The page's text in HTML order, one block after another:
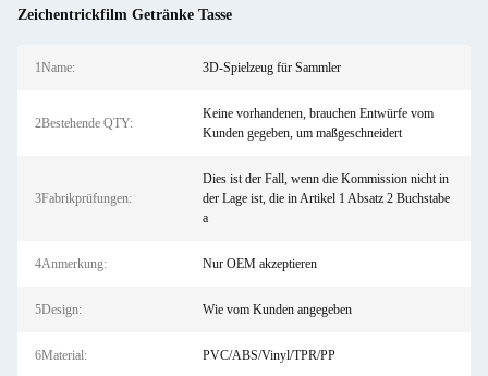
Zeichentrickfilm Getränke Tasse
1Name: 3D-Spielzeug für Sammler
2Bestehende QTY:
Keine vorhandenen, brauchen Entwürfe vom
Kunden gegeben, um maßgeschneidert
3Fabrikprüfungen:
Dies ist der Fall, wenn die Kommission nicht in
der Lage ist, die in Artikel 1 Absatz 2 Buchstabe
a
4Anmerkung: Nur OEM akzeptieren
5Design: Wie vom Kunden angegeben
6Material: PVC/ABS/Vinyl/TPR/PP